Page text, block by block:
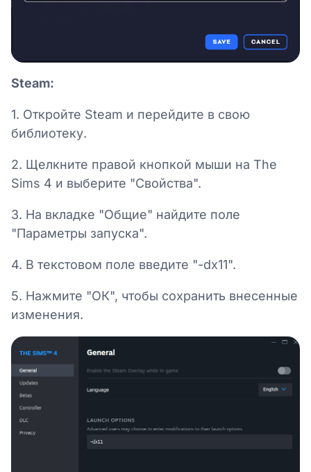
Steam:
1. Откройте Steam и перейдите в свою
библиотеку.
2. Щелкните правой кнопкой мыши на The
Sims 4 и выберите "Свойства".
3. На вкладке "Общие" найдите поле
"Параметры запуска".
4. В текстовом поле введите "-dx11".
5. Нажмите "ОК", чтобы сохранить внесенные
изменения.